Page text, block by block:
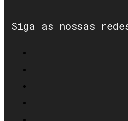
Siga as nossas